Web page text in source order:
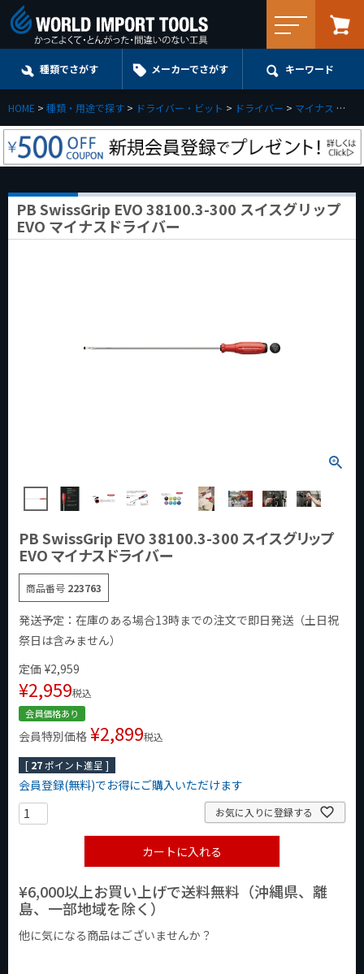
種類でさがす メーカーでさがす キーワード
HOME 種類・用途で探す ドライバー・ビット ドライバー マイナス
PB SwissGrip EVO 38100.3-300 スイスグリップ
EVO マイナスドライバー
PB SwissGrip EVO 38100.3-300 スイスグリップ
EVO マイナスドライバー
商品番号 223763
発送予定：在庫のある場合13時までの注文で即日発送（土日祝
祭日は含みません）
定価 ¥2,959
¥2,959税込
会員価格あり
会員特別価格 ¥2,899税込
[ 27ポイント進呈 ]
会員登録(無料)でお得にご購入いただけます
お気に入りに登録する
カートに入れる
¥6,000以上お買い上げで送料無料（沖縄県、離
島、一部地域を除く）
他に気になる商品はございませんか？